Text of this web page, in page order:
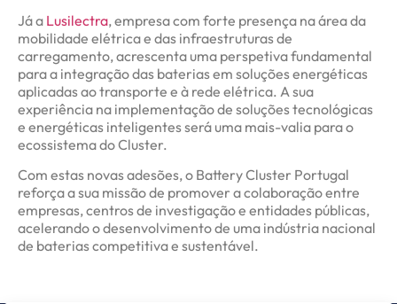
Já a Lusilectra, empresa com forte presença na área da
mobilidade elétrica e das infraestruturas de
carregamento, acrescenta uma perspetiva fundamental
para a integração das baterias em soluções energéticas
aplicadas ao transporte e à rede elétrica. A sua
experiência na implementação de soluções tecnológicas
e energéticas inteligentes será uma mais-valia para o
ecossistema do Cluster.
Com estas novas adesões, o Battery Cluster Portugal
reforça a sua missão de promover a colaboração entre
empresas, centros de investigação e entidades públicas,
acelerando o desenvolvimento de uma indústria nacional
de baterias competitiva e sustentável.